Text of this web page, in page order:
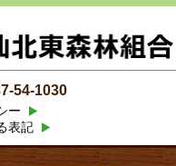
54-1030
ー
表記